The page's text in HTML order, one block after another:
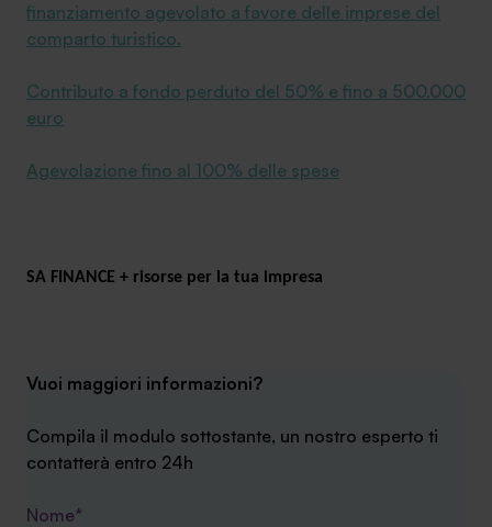
finanziamento agevolato a favore delle imprese del
comparto turistico.
Contributo a fondo perduto del 50% e fino a 500.000
euro
Agevolazione fino al 100% delle spese
SA FINANCE + risorse per la tua impresa
Vuoi maggiori informazioni?
Compila il modulo sottostante, un nostro esperto ti
contatterà entro 24h
Nome*